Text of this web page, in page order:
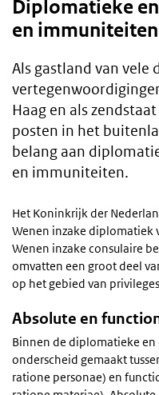
Diplomatieke
en immuniteiten
Als gastland van
Haag en als
posten in het
belang aan
en immuniteiten.
Het Koninkrijk der
Wenen inzake diplomatiek
Wenen inzake consulaire
omvatten een groot deel
op het gebied van
Absolute en
Binnen de diplomatieke
onderscheid gemaakt
ratione personae) en